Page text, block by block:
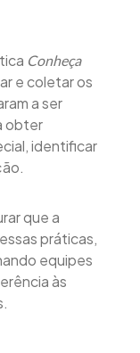
Conheça
e coletar os
a ser
obter
identificar
que a
práticas,
equipes
às